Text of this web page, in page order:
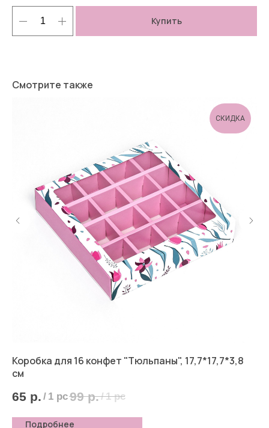
Купить
Смотрите также
СКИДКА
Коробка для 16 конфет "Тюльпаны", 17,7*17,7*3,8
см
65 р. / 1 pc99 р./1 pc
Подробнее